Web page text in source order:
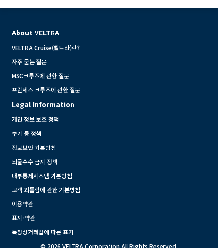
About VELTRA
VELTRA Cruise(벨트라)란?
자주 묻는 질문
MSC크루즈에 관한 질문
프린세스 크루즈에 관한 질문
Legal Information
개인 정보 보호 정책
쿠키 등 정책
정보보안 기본방침
뇌물수수 금지 정책
내부통제시스템 기본방침
고객 괴롭힘에 관한 기본방침
이용약관
표지·약관
특정상거래법에 따른 표기
© 2026 VELTRA Corporation All Rights Reserved.